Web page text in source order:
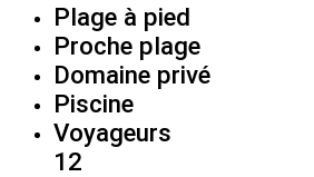
Plage à pied
Proche plage
Domaine privé
Piscine
Voyageurs
12